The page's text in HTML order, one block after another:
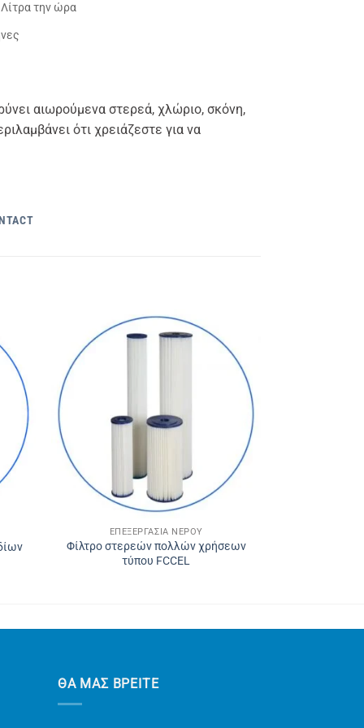
την ώρα
αιωρούμενα στερεά, χλώριο, σκόνη,
ότι χρειάζεστε για να
ΕΠΕΞΕΡΓΑΣΊΑ ΝΕΡΟΎ
Φίλτρο στερεών πολλών χρήσεων
τύπου FCCEL
ΘΑ ΜΑΣ ΒΡΕΙΤΕ